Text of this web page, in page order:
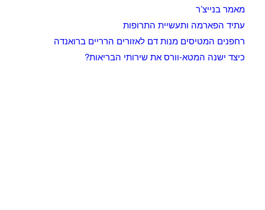
מאמר בנייצ’ר
עתיד הפארמה ותעשיית התרופות
רחפנים המטיסים מנות דם לאזורים הרריים ברואנדה
כיצד ישנה המטא-וורס את שירותי הבריאות?